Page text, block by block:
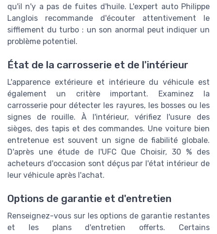
qu'il n'y a pas de fuites d'huile. L'expert auto Philippe
Langlois recommande d'écouter attentivement le
sifflement du turbo : un son anormal peut indiquer un
problème potentiel.
État de la carrosserie et de l'intérieur
L'apparence extérieure et intérieure du véhicule est
également un critère important. Examinez la
carrosserie pour détecter les rayures, les bosses ou les
signes de rouille. À l'intérieur, vérifiez l'usure des
sièges, des tapis et des commandes. Une voiture bien
entretenue est souvent un signe de fiabilité globale.
D'après une étude de l'UFC Que Choisir, 30 % des
acheteurs d'occasion sont déçus par l'état intérieur de
leur véhicule après l'achat.
Options de garantie et d'entretien
Renseignez-vous sur les options de garantie restantes
et les plans d'entretien offerts. Certains